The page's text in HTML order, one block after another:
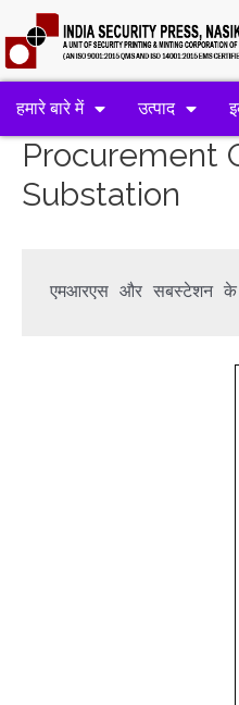
हमारे बारे में उत्पाद
Procurement
Substation
एमआरएस और सबस्टेशन के